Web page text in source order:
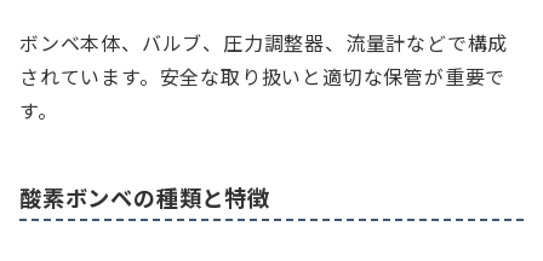
ボンベ本体、バルブ、圧力調整器、流量計などで構成
されています。安全な取り扱いと適切な保管が重要で
す。
酸素ボンベの種類と特徴